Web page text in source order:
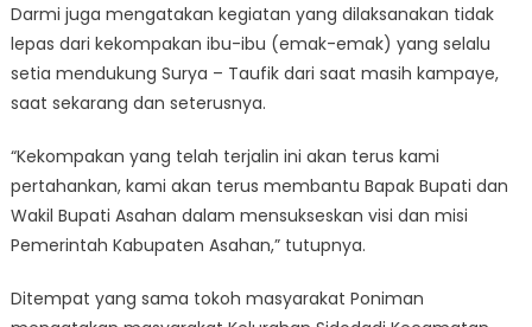
Darmi juga mengatakan kegiatan yang dilaksanakan tidak
lepas dari kekompakan ibu-ibu (emak-emak) yang selalu
setia mendukung Surya – Taufik dari saat masih kampaye,
saat sekarang dan seterusnya.
“Kekompakan yang telah terjalin ini akan terus kami
pertahankan, kami akan terus membantu Bapak Bupati dan
Wakil Bupati Asahan dalam mensukseskan visi dan misi
Pemerintah Kabupaten Asahan,” tutupnya.
Ditempat yang sama tokoh masyarakat Poniman